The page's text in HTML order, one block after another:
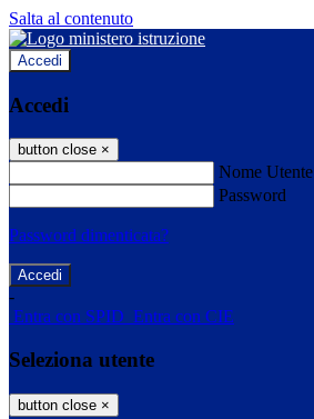
Salta al contenuto
Accedi
Accedi
button close ×
Nome Utente
Password
Password dimenticata?
-
Entra con SPID Entra con CIE
Seleziona utente
button close ×